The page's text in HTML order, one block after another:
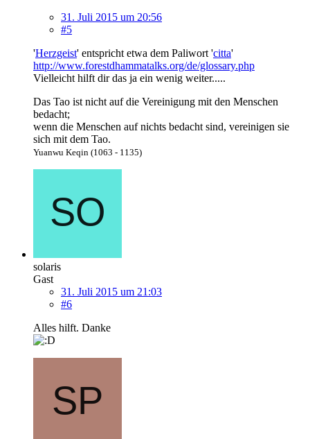
31. Juli 2015 um 20:56
#5
'Herzgeist' entspricht etwa dem Paliwort 'citta'
http://www.forestdhammatalks.org/de/glossary.php
Vielleicht hilft dir das ja ein wenig weiter.....
Das Tao ist nicht auf die Vereinigung mit den Menschen
bedacht;
wenn die Menschen auf nichts bedacht sind, vereinigen sie
sich mit dem Tao.
Yuanwu Keqin (1063 - 1135)
solaris
Gast
31. Juli 2015 um 21:03
#6
Alles hilft. Danke